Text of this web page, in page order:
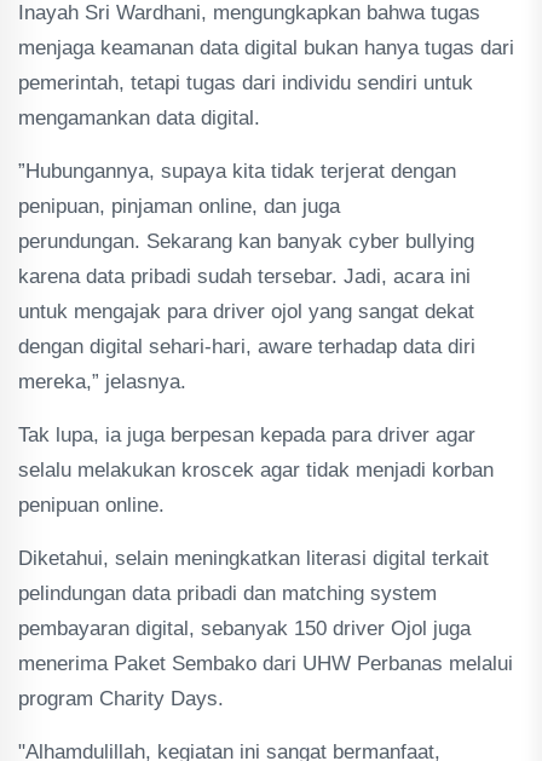
Inayah Sri Wardhani, mengungkapkan bahwa tugas
menjaga keamanan data digital bukan hanya tugas dari
pemerintah, tetapi tugas dari individu sendiri untuk
mengamankan data digital.
”Hubungannya, supaya kita tidak terjerat dengan
penipuan, pinjaman online, dan juga
perundungan. Sekarang kan banyak cyber bullying
karena data pribadi sudah tersebar. Jadi, acara ini
untuk mengajak para driver ojol yang sangat dekat
dengan digital sehari-hari, aware terhadap data diri
mereka,” jelasnya.
Tak lupa, ia juga berpesan kepada para driver agar
selalu melakukan kroscek agar tidak menjadi korban
penipuan online.
Diketahui, selain meningkatkan literasi digital terkait
pelindungan data pribadi dan matching system
pembayaran digital, sebanyak 150 driver Ojol juga
menerima Paket Sembako dari UHW Perbanas melalui
program Charity Days.
"Alhamdulillah, kegiatan ini sangat bermanfaat,